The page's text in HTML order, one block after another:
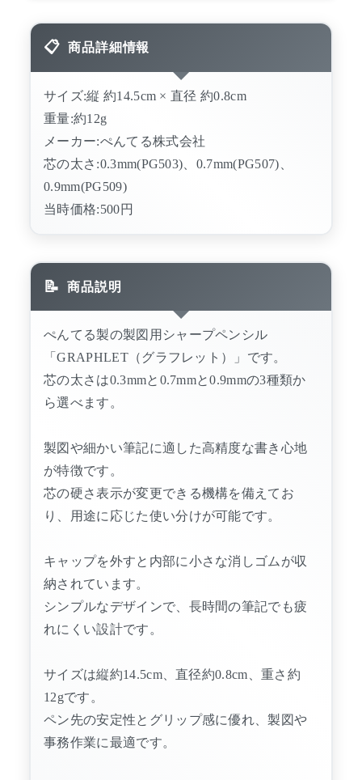
商品詳細情報
サイズ:縦 約14.5cm × 直径 約0.8cm
重量:約12g
メーカー:ぺんてる株式会社
芯の太さ:0.3mm(PG503)、0.7mm(PG507)、
0.9mm(PG509)
当時価格:500円
商品説明
ぺんてる製の製図用シャープペンシル
「GRAPHLET（グラフレット）」です。
芯の太さは0.3mmと0.7mmと0.9mmの3種類か
ら選べます。
製図や細かい筆記に適した高精度な書き心地
が特徴です。
芯の硬さ表示が変更できる機構を備えてお
り、用途に応じた使い分けが可能です。
キャップを外すと内部に小さな消しゴムが収
納されています。
シンプルなデザインで、長時間の筆記でも疲
れにくい設計です。
サイズは縦約14.5cm、直径約0.8cm、重さ約
12gです。
ペン先の安定性とグリップ感に優れ、製図や
事務作業に最適です。